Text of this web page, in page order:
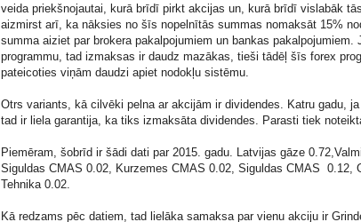
veida priekšnojautai, kurā brīdī pirkt akcijas un, kurā brīdī vislabāk
aizmirst arī, ka nāksies no šīs nopelnītās summas nomaksāt 15%
summa aiziet par brokera pakalpojumiem un bankas pakalpojumiem.
programmu, tad izmaksas ir daudz mazākas, tieši tādēļ šīs forex
pateicoties viņām daudzi apiet nodokļu sistēmu.
Otrs variants, kā cilvēki pelna ar akcijām ir dividendes. Katru gadu,
tad ir liela garantija, ka tiks izmaksāta dividendes. Parasti tiek
Piemēram, šobrīd ir šādi dati par 2015. gadu. Latvijas gāze
Siguldas CMAS 0.02, Kurzemes CMAS 0.02, Siguldas CMAS 0.12,
Tehnika 0.02.
Kā redzams pēc datiem, tad lielāka samaksa par vienu akciju ir